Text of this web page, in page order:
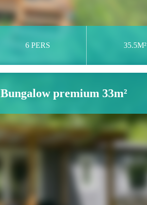
6 PERS 35.5M²
Bungalow premium 33m²